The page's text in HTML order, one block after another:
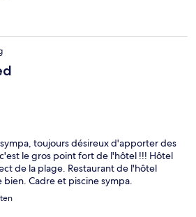
toujours désireux d'apporter des
le gros point fort de l'hôtel !!! Hôtel
de la plage. Restaurant de l'hôtel
Cadre et piscine sympa.